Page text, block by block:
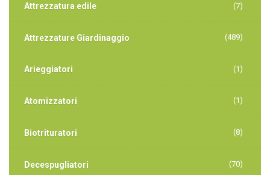
Attrezzatura edile (7)
Attrezzature Giardinaggio (489)
Arieggiatori (1)
Atomizzatori (1)
Biotrituratori (8)
Decespugliatori (70)